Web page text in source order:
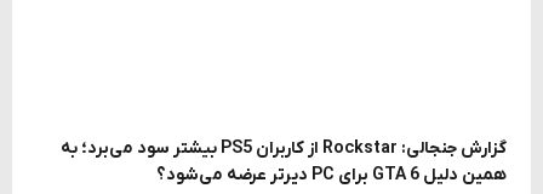
گزارش جنجالی: Rockstar از کاربران PS5 بیشتر سود می‌برد؛ به
همین دلیل GTA 6 برای PC دیرتر عرضه می‌شود؟